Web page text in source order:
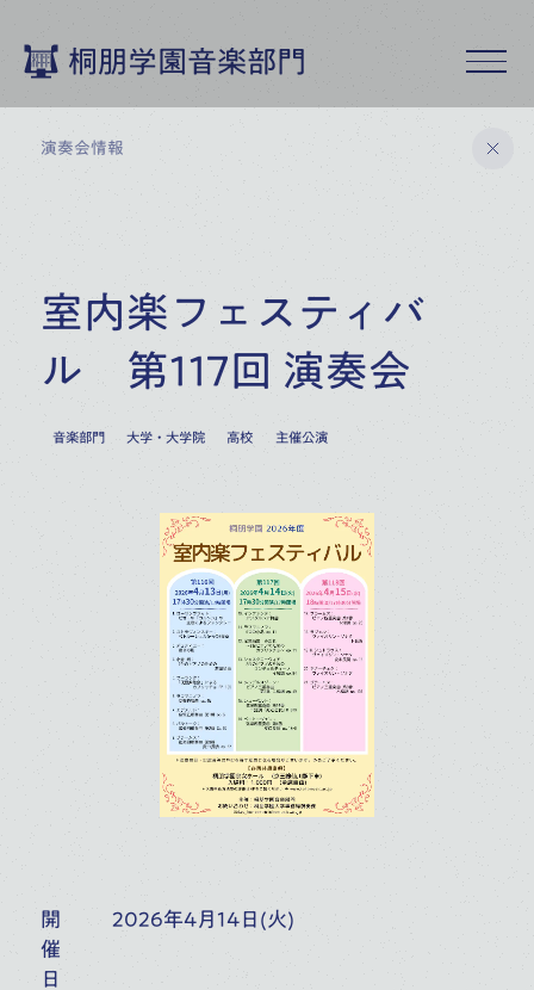
桐朋学園音楽部門
演奏会情報
9月
富山県民会館ホール（富山）
6:30開演
オーケストラ・アカデミー 音楽部門
桐朋学園大学院大学 桐朋アカ
デミー・オーケストラ 協奏曲の
演奏会情報
室内楽フェスティバ
ル 第117回 演奏会
音楽部門 大学・大学院 高校 主催公演
開
催
日
2026年4月14日(火)